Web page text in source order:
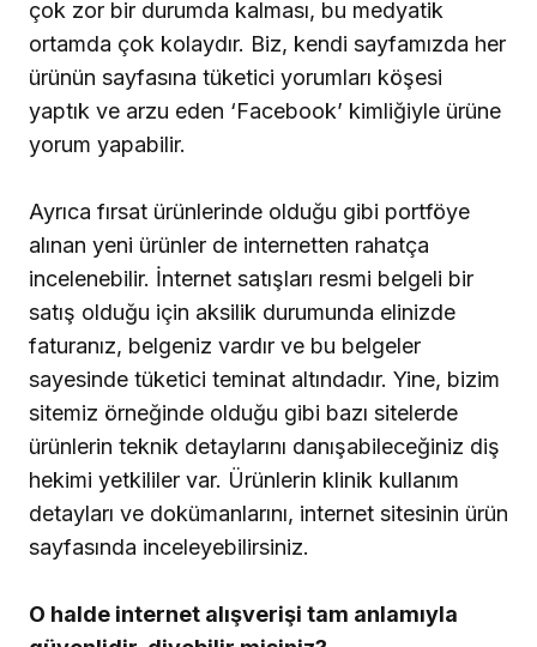
çok zor bir durumda kalması, bu medyatik
ortamda çok kolaydır. Biz, kendi sayfamızda her
ürünün sayfasına tüketici yorumları köşesi
yaptık ve arzu eden ‘Facebook’ kimliğiyle ürüne
yorum yapabilir.
Ayrıca fırsat ürünlerinde olduğu gibi portföye
alınan yeni ürünler de internetten rahatça
incelenebilir. İnternet satışları resmi belgeli bir
satış olduğu için aksilik durumunda elinizde
faturanız, belgeniz vardır ve bu belgeler
sayesinde tüketici teminat altındadır. Yine, bizim
sitemiz örneğinde olduğu gibi bazı sitelerde
ürünlerin teknik detaylarını danışabileceğiniz diş
hekimi yetkililer var. Ürünlerin klinik kullanım
detayları ve dokümanlarını, internet sitesinin ürün
sayfasında inceleyebilirsiniz.
O halde internet alışverişi tam anlamıyla